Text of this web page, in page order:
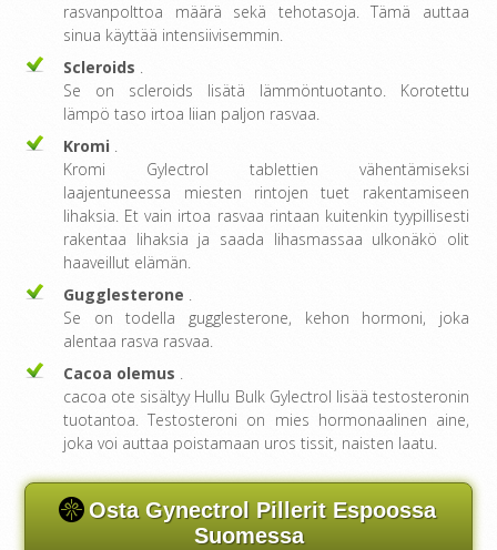
rasvanpolttoa määrä sekä tehotasoja. Tämä auttaa
sinua käyttää intensiivisemmin.
Scleroids .
Se on scleroids lisätä lämmöntuotanto. Korotettu
lämpö taso irtoa liian paljon rasvaa.
Kromi .
Kromi Gylectrol tablettien vähentämiseksi
laajentuneessa miesten rintojen tuet rakentamiseen
lihaksia. Et vain irtoa rasvaa rintaan kuitenkin tyypillisesti
rakentaa lihaksia ja saada lihasmassaa ulkonäkö olit
haaveillut elämän.
Gugglesterone .
Se on todella gugglesterone, kehon hormoni, joka
alentaa rasva rasvaa.
Cacoa olemus .
cacoa ote sisältyy Hullu Bulk Gylectrol lisää testosteronin
tuotantoa. Testosteroni on mies hormonaalinen aine,
joka voi auttaa poistamaan uros tissit, naisten laatu.
Osta Gynectrol Pillerit Espoossa
Suomessa